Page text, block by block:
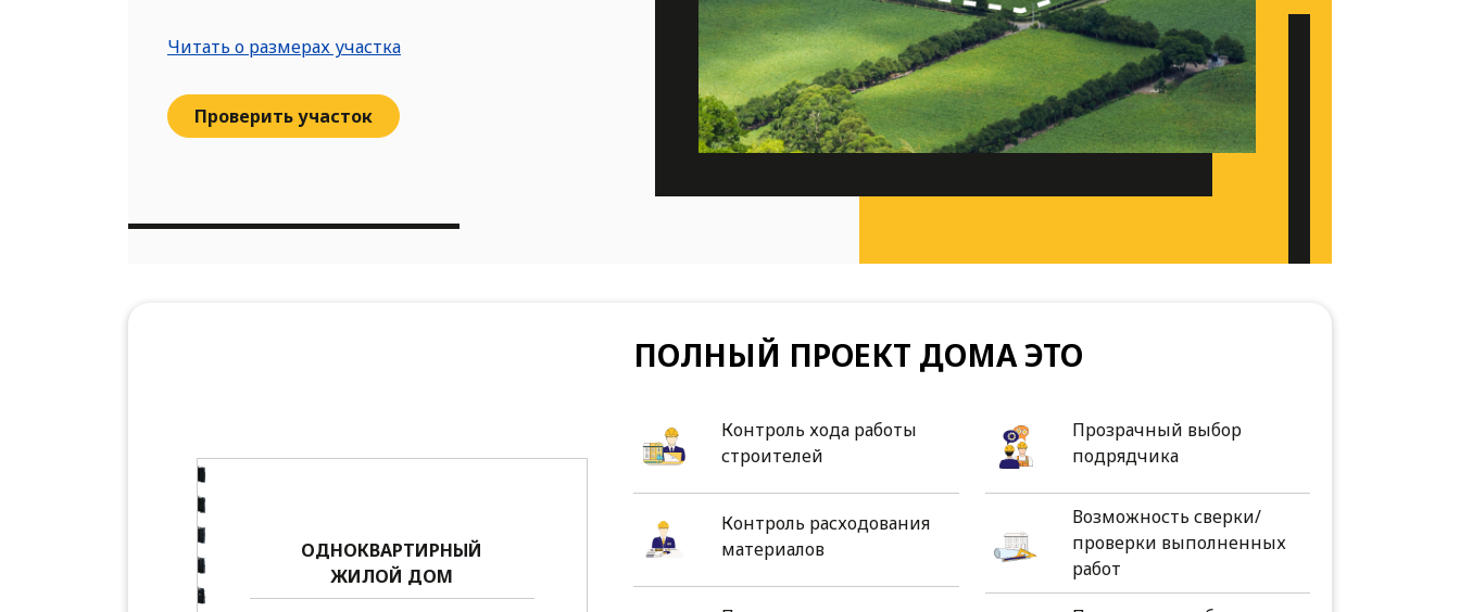
Читать о размерах участка
Проверить участок
ОДНОКВАРТИРНЫЙ
ЖИЛОЙ ДОМ
ПОЛНЫЙ ПРОЕКТ ДОМА ЭТО
Контроль хода работы
строителей
Прозрачный выбор
подрядчика
Контроль расходования
материалов
Возможность сверки/
проверки выполненных
работ